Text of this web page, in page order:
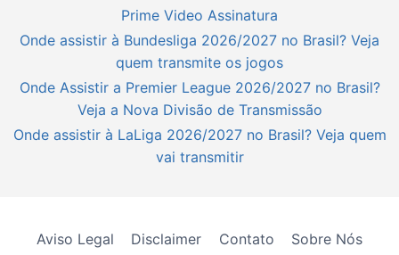
Prime Video Assinatura
Onde assistir à Bundesliga 2026/2027 no Brasil? Veja
quem transmite os jogos
Onde Assistir a Premier League 2026/2027 no Brasil?
Veja a Nova Divisão de Transmissão
Onde assistir à LaLiga 2026/2027 no Brasil? Veja quem
vai transmitir
Aviso Legal Disclaimer Contato Sobre Nós